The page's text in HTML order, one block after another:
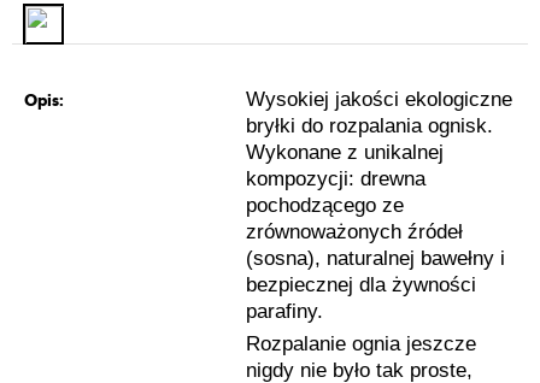
Opis:
Wysokiej jakości ekologiczne
bryłki do rozpalania ognisk.
Wykonane z unikalnej
kompozycji: drewna
pochodzącego ze
zrównoważonych źródeł
(sosna), naturalnej bawełny i
bezpiecznej dla żywności
parafiny.
Rozpalanie ognia jeszcze
nigdy nie było tak proste,